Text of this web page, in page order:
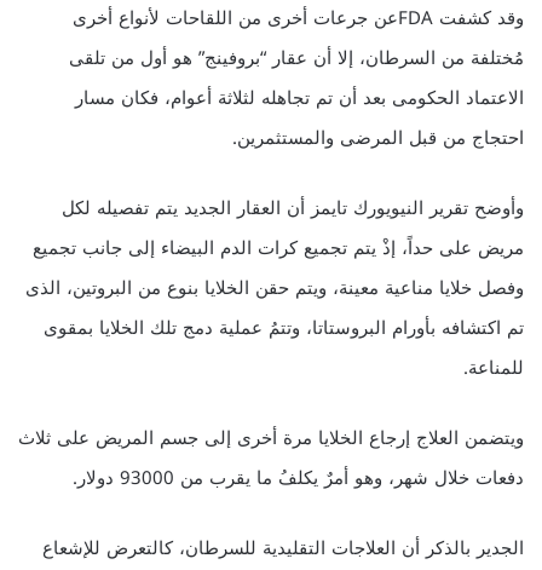
وقد كشفت FDAعن جرعات أخرى من اللقاحات لأنواع أخرى
مُختلفة من السرطان، إلا أن عقار “بروفينج” هو أول من تلقى
الاعتماد الحكومى بعد أن تم تجاهله لثلاثة أعوام، فكان مسار
احتجاج من قبل المرضى والمستثمرين.
وأوضح تقرير النيويورك تايمز أن العقار الجديد يتم تفصيله لكل
مريض على حداً، إذْ يتم تجميع كرات الدم البيضاء إلى جانب تجميع
وفصل خلايا مناعية معينة، ويتم حقن الخلايا بنوع من البروتين، الذى
تم اكتشافه بأورام البروستاتا، وتتمُ عملية دمج تلك الخلايا بمقوى
للمناعة.
ويتضمن العلاج إرجاع الخلايا مرة أخرى إلى جسم المريض على ثلاث
دفعات خلال شهر، وهو أمرٌ يكلفُ ما يقرب من 93000 دولار.
الجدير بالذكر أن العلاجات التقليدية للسرطان، كالتعرض للإشعاع